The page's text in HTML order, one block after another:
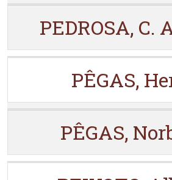
PEDROSA, C.
PÊGAS,
PÊGAS,